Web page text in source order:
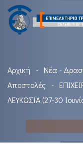
Αρχική Νέα -
Αποστολές
ΛΕΥΚΩΣΙΑ (27-30